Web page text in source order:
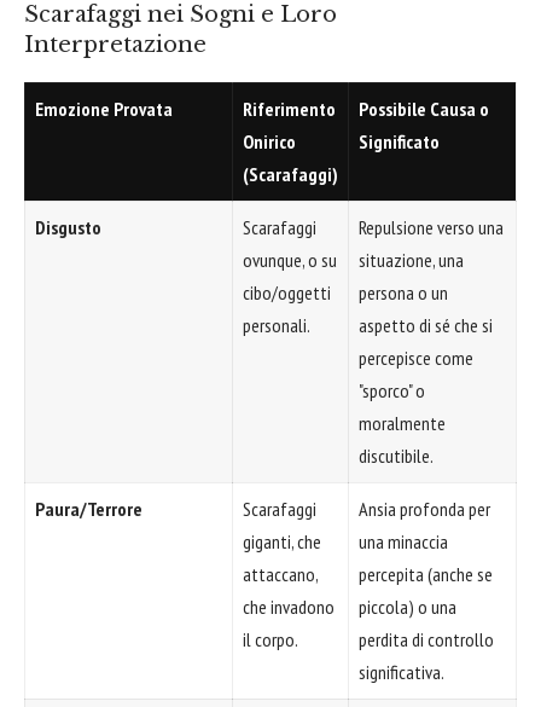
Scarafaggi nei Sogni e Loro
Interpretazione
Emozione Provata
Riferimento
Onirico
(Scarafaggi)
Possibile Causa o
Significato
Disgusto
Scarafaggi
ovunque, o su
cibo/oggetti
personali.
Repulsione verso una
situazione, una
persona o un
aspetto di sé che si
percepisce come
"sporco" o
moralmente
discutibile.
Paura/Terrore
Scarafaggi
giganti, che
attaccano,
che invadono
il corpo.
Ansia profonda per
una minaccia
percepita (anche se
piccola) o una
perdita di controllo
significativa.